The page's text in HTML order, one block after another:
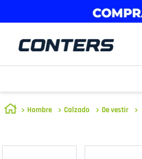
Hombre Calzado De vestir